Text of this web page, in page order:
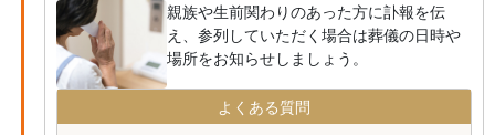
親族や生前関わりのあった方に訃報を伝
え、参列していただく場合は葬儀の日時や
場所をお知らせしましょう。
よくある質問